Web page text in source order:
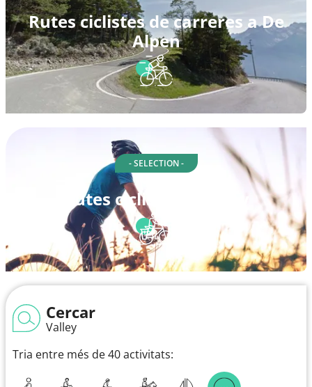
Rutes ciclistes de carreres a De
Alpen
- SELECTION -
Rutes ciclistes a Valley
Cercar
Valley
Tria entre més de 40 activitats: